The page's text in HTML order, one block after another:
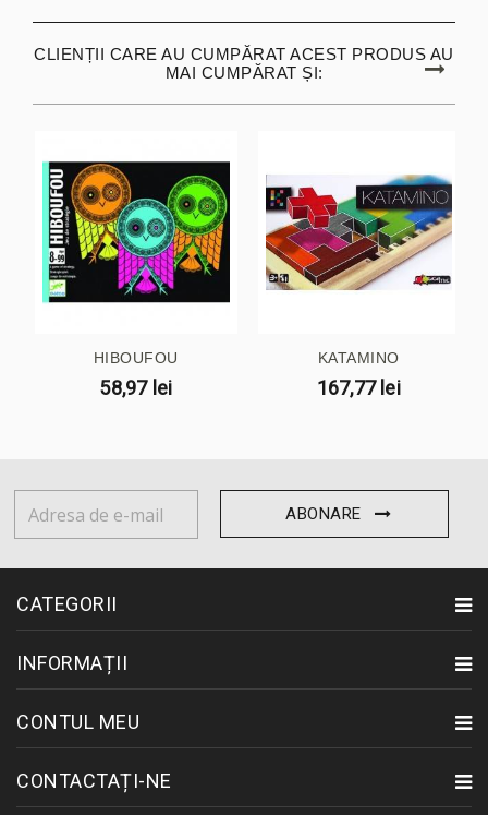
CLIENȚII CARE AU CUMPĂRAT ACEST PRODUS AU
MAI CUMPĂRAT ȘI:
HIBOUFOU
58,97 lei
KATAMINO
167,77 lei
ABONARE
CATEGORII
INFORMAȚII
CONTUL MEU
CONTACTAȚI-NE